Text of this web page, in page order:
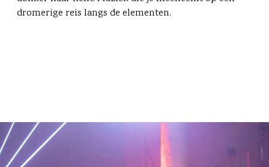
dromerige reis langs de elementen.